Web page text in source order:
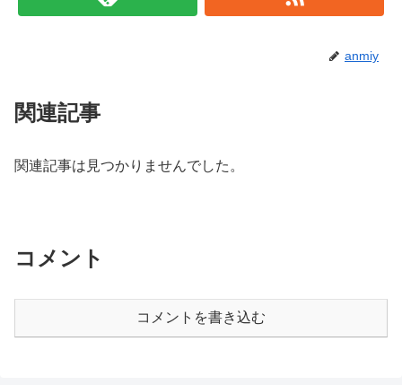
anmiy
関連記事
関連記事は見つかりませんでした。
コメント
コメントを書き込む